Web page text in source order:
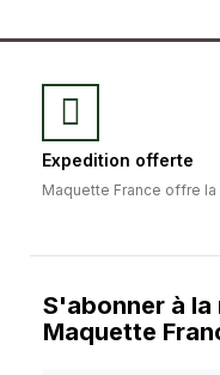
Expedition offerte
Maquette France offre
S'abonner à
Maquette